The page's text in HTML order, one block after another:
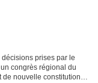
décisions prises par le
congrès régional du
de nouvelle constitution